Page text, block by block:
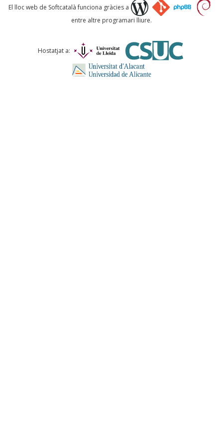
Què proposeu?
Comentari *
El lloc web de Softcatalà funciona gràcies a
entre altre programari lliure.
Hostatjat a: